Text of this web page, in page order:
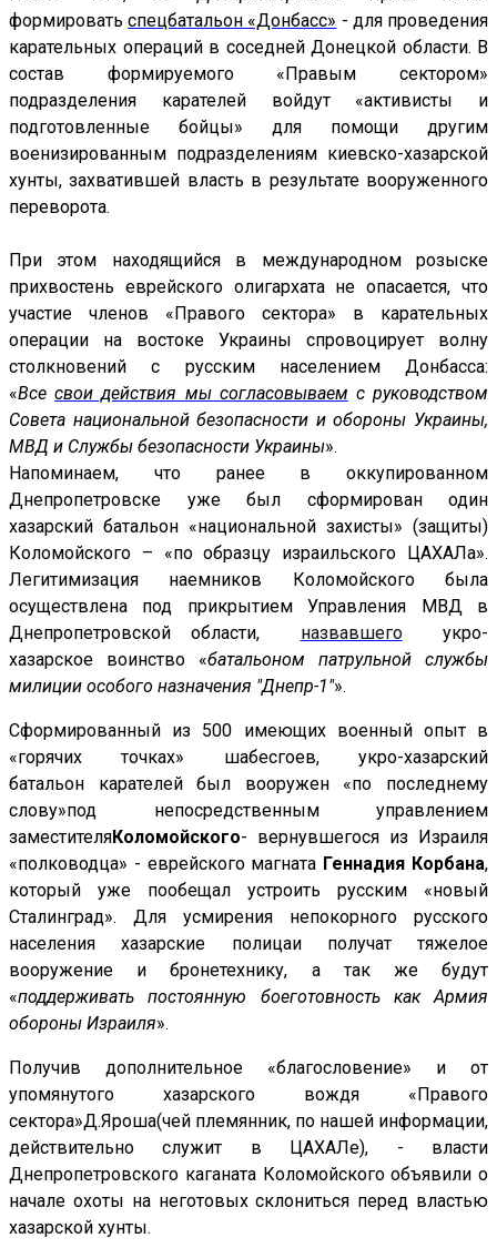
формироватьспецбатальон «Донбасс» - для проведения
карательных операций в соседней Донецкой области. В
состав формируемого «Правым сектором»
подразделения карателей войдут «активисты и
подготовленные бойцы» для помощи другим
военизированным подразделениям киевско-хазарской
хунты, захватившей власть в результате вооруженного
переворота.
При этом находящийся в международном розыске
прихвостень еврейского олигархата не опасается, что
участие членов «Правого сектора» в карательных
операции на востоке Украины спровоцирует волну
столкновений с русским населением Донбасса:
«Всесвои действия мы согласовываем с руководством
Совета национальной безопасности и обороны Украины,
МВД и Службы безопасности Украины».
Напоминаем, что ранее в оккупированном
Днепропетровске уже был сформирован один
хазарский батальон «национальной захисты» (защиты)
Коломойского – «по образцу израильского ЦАХАЛа».
Легитимизация наемников Коломойского была
осуществлена под прикрытием Управления МВД в
Днепропетровской области,
назвавшегоукро-
хазарское воинство «батальоном патрульной службы
милиции особого назначения "Днепр-1"».
Сформированный из 500 имеющих военный опыт в
«горячих точках» шабесгоев, укро-хазарский
батальон карателейбыл вооружен «по последнему
слову»под непосредственным управлением
заместителяКоломойского- вернувшегося из Израиля
«полководца» - еврейского магната Геннадия Корбана,
который уже пообещал устроить русским «новый
Сталинград». Для усмирения непокорного русского
населения хазарские полицаи получат тяжелое
вооружение и бронетехнику, а так же будут
«поддерживать постоянную боеготовность как Армия
обороны Израиля».
Получив дополнительное «благословение» и от
упомянутого хазарского вождя «Правого
сектора»Д.Яроша(чей племянник, по нашей информации,
действительно служит в ЦАХАЛе), - власти
Днепропетровского каганата Коломойского объявили о
начале охоты на неготовых склониться перед властью
хазарской хунты.